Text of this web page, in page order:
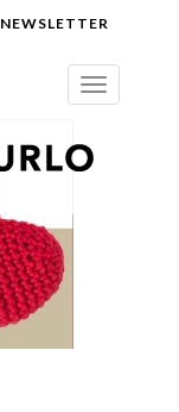
NEWSLETTER